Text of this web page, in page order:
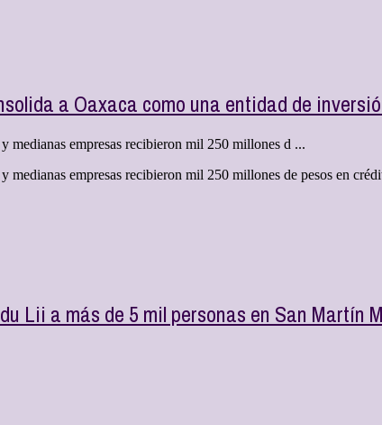
a Oaxaca como una entidad de
medianas empresas recibieron mil 250 millones d ...
empresas recibieron mil 250 millones de pesos en
Lii a más de 5 mil personas en San Martín